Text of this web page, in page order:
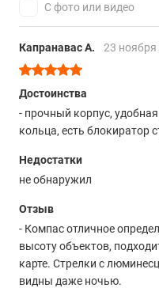
С фото или видео
Капранавас А. 23 ноября
Достоинства
- прочный корпус,
кольца, есть блокиратор
Недостатки
не обнаружил
Отзыв
- Компас отличное
высоту объектов,
карте. Стрелки с
видны даже ночью.